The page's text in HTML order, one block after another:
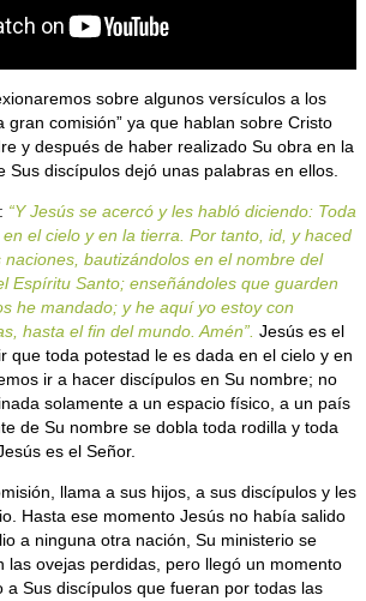
sobre algunos versículos a los
gran comisión” ya que hablan sobre Cristo
y después de haber realizado Su obra en la
Sus discípulos dejó unas palabras en ellos.
“Y Jesús se acercó y les habló diciendo: Toda
el cielo y en la tierra. Por tanto, id, y haced
bautizándolos en el nombre del
Espíritu Santo; enseñándoles que guarden
he mandado; y he aquí yo estoy con
hasta el fin del mundo. Amén”. Jesús es el
que toda potestad le es dada en el cielo y en
ir a hacer discípulos en Su nombre; no
solamente a un espacio físico, a un país
de Su nombre se dobla toda rodilla y toda
es el Señor.
llama a sus hijos, a sus discípulos y les
Hasta ese momento Jesús no había salido
a ninguna otra nación, Su ministerio se
las ovejas perdidas, pero llegó un momento
a Sus discípulos que fueran por todas las